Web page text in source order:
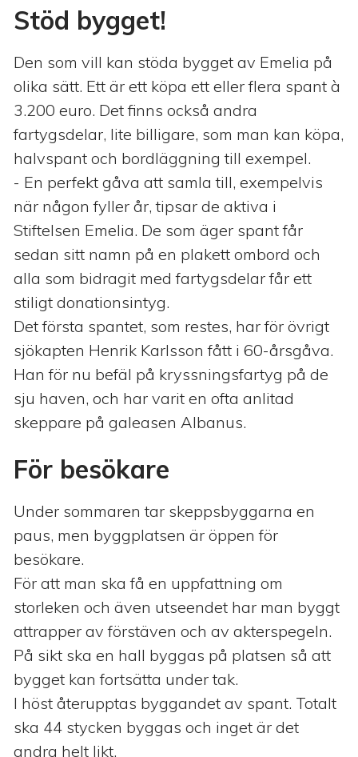
Stöd bygget!
Den som vill kan stöda bygget av Emelia på
olika sätt. Ett är ett köpa ett eller flera spant à
3.200 euro. Det finns också andra
fartygsdelar, lite billigare, som man kan köpa,
halvspant och bordläggning till exempel.
- En perfekt gåva att samla till, exempelvis
när någon fyller år, tipsar de aktiva i
Stiftelsen Emelia. De som äger spant får
sedan sitt namn på en plakett ombord och
alla som bidragit med fartygsdelar får ett
stiligt donationsintyg.
Det första spantet, som restes, har för övrigt
sjökapten Henrik Karlsson fått i 60-årsgåva.
Han för nu befäl på kryssningsfartyg på de
sju haven, och har varit en ofta anlitad
skeppare på galeasen Albanus.
För besökare
Under sommaren tar skeppsbyggarna en
paus, men byggplatsen är öppen för
besökare.
För att man ska få en uppfattning om
storleken och även utseendet har man byggt
attrapper av förstäven och av akterspegeln.
På sikt ska en hall byggas på platsen så att
bygget kan fortsätta under tak.
I höst återupptas byggandet av spant. Totalt
ska 44 stycken byggas och inget är det
andra helt likt.